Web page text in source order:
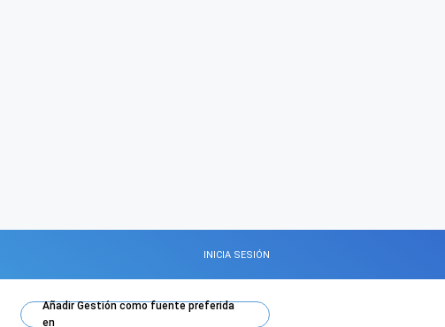
INICIA SESIÓN
AñadirGestióncomo fuente preferida
en